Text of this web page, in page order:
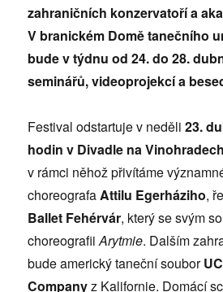
zahraničních konzervatoří a
V branickém Domě tanečního
bude v týdnu od 24. do 28.
seminářů, videoprojekcí a
Festival odstartuje v neděli23.
hodin v Divadle na
v rámci něhož přivítáme
choreografaAttilu Egerháziho,
Ballet Fehérvár, který se svým
choreografiiArytmie. Dalším
bude americký taneční soubor
Companyz Kalifornie. Domácí